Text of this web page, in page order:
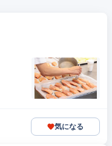
気になる